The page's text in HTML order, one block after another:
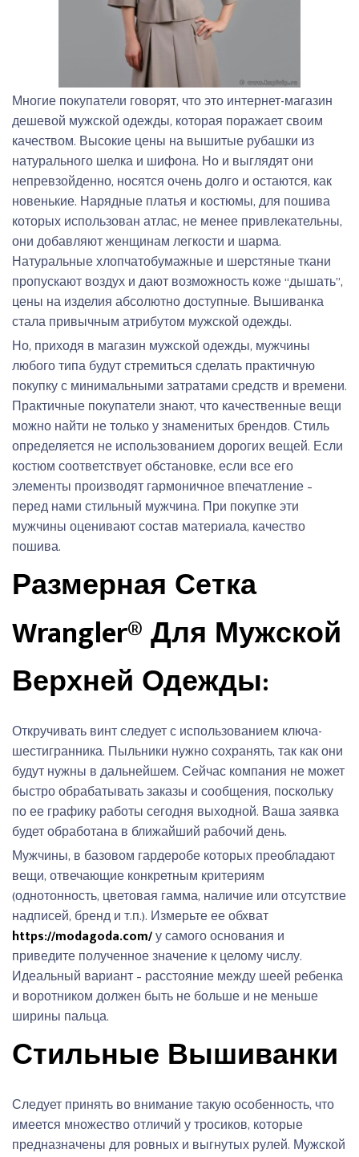
Многие покупатели говорят, что это интернет-магазин
дешевой мужской одежды, которая поражает своим
качеством. Высокие цены на вышитые рубашки из
натурального шелка и шифона. Но и выглядят они
непревзойденно, носятся очень долго и остаются, как
новенькие. Нарядные платья и костюмы, для пошива
которых использован атлас, не менее привлекательны,
они добавляют женщинам легкости и шарма.
Натуральные хлопчатобумажные и шерстяные ткани
пропускают воздух и дают возможность коже “дышать”,
цены на изделия абсолютно доступные. Вышиванка
стала привычным атрибутом мужской одежды.
Но, приходя в магазин мужской одежды, мужчины
любого типа будут стремиться сделать практичную
покупку с минимальными затратами средств и времени.
Практичные покупатели знают, что качественные вещи
можно найти не только у знаменитых брендов. Стиль
определяется не использованием дорогих вещей. Если
костюм соответствует обстановке, если все его
элементы производят гармоничное впечатление –
перед нами стильный мужчина. При покупке эти
мужчины оценивают состав материала, качество
пошива.
Размерная Сетка
Wrangler® Для Мужской
Верхней Одежды:
Откручивать винт следует с использованием ключа-
шестигранника. Пыльники нужно сохранять, так как они
будут нужны в дальнейшем. Сейчас компания не может
быстро обрабатывать заказы и сообщения, поскольку
по ее графику работы сегодня выходной. Ваша заявка
будет обработана в ближайший рабочий день.
Мужчины, в базовом гардеробе которых преобладают
вещи, отвечающие конкретным критериям
(однотонность, цветовая гамма, наличие или отсутствие
надписей, бренд и т.п.). Измерьте ее обхват
https://modagoda.com/у самого основания и
приведите полученное значение к целому числу.
Идеальный вариант – расстояние между шеей ребенка
и воротником должен быть не больше и не меньше
ширины пальца.
Стильные Вышиванки
Следует принять во внимание такую особенность, что
имеется множество отличий у тросиков, которые
предназначены для ровных и выгнутых рулей. Мужской